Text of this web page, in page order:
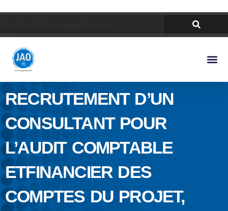
RECRUTEMENT D’UN
CONSULTANT POUR
L’AUDIT COMPTABLE
ETFINANCIER DES
COMPTES DU PROJET,